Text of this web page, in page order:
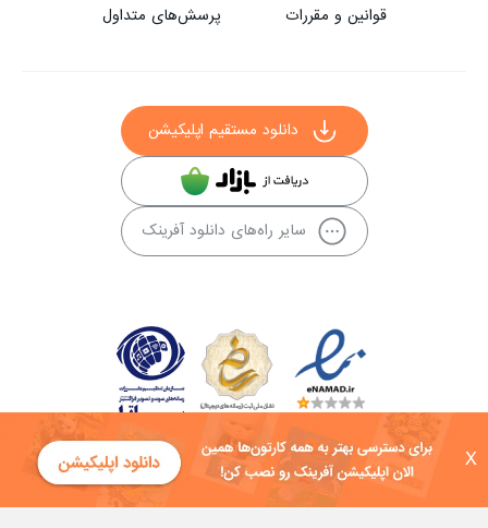
X
قوانین و مقررات پرسش‌های متداول
دانلود مستقیم اپلیکیشن
سایر راه‌های دانلود آفرینک
کلیه حقوق این سایت به شرکت توسعه فناوی هفت آسمان توکان تعلق دارد و